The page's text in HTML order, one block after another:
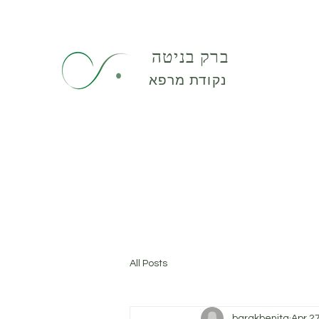
ברק בניטה
נקודת מרפא
All Posts